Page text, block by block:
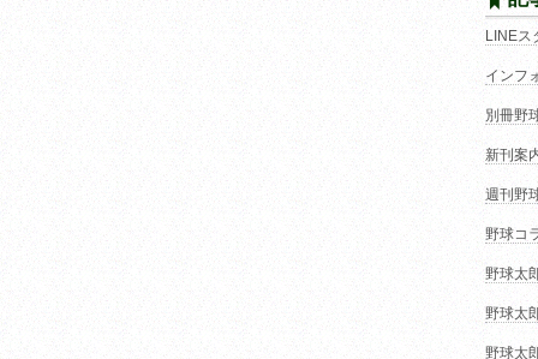
LINEス
インフ
別冊野
新刊案
週刊野
野球コ
野球太
野球太
野球太